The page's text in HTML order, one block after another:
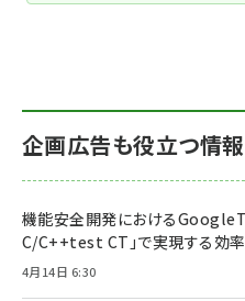
企画広告も役立つ情報
機能安全開発における
C/C++test CT」で実現する効
4月14日 6:30